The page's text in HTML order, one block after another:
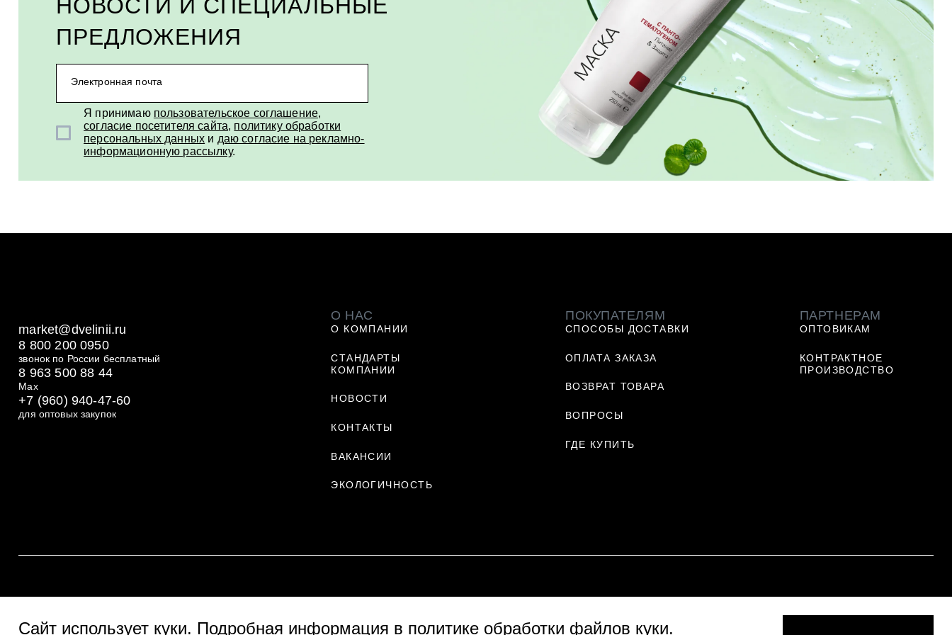
НОВОСТИ И СПЕЦИАЛЬНЫЕ
ПРЕДЛОЖЕНИЯ
Электронная почта
Я принимаю пользовательское соглашение,
согласие посетителя сайта, политику обработки
персональных данных и даю согласие на рекламно-
информационную рассылку.
market@dvelinii.ru
8 800 200 0950
звонок по России бесплатный
8 963 500 88 44
Max
+7 (960) 940-47-60
для оптовых закупок
О НАС
О КОМПАНИИ
СТАНДАРТЫ
КОМПАНИИ
НОВОСТИ
КОНТАКТЫ
ВАКАНСИИ
ЭКОЛОГИЧНОСТЬ
ПОКУПАТЕЛЯМ
СПОСОБЫ ДОСТАВКИ
ОПЛАТА ЗАКАЗА
ВОЗВРАТ ТОВАРА
ВОПРОСЫ
ГДЕ КУПИТЬ
ПАРТНЕРАМ
ОПТОВИКАМ
КОНТРАКТНОЕ
ПРОИЗВОДСТВО
Сайт использует куки. Подробная информация в политике обработки файлов куки.